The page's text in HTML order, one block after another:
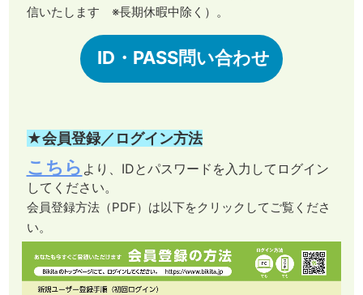
信いたします ※長期休暇中除く）。
ID・PASS問い合わせ
★会員登録／ログイン方法
こちら より、IDとパスワードを入力してログイン
してください。
会員登録方法（PDF）は以下をクリックしてご覧くださ
い。